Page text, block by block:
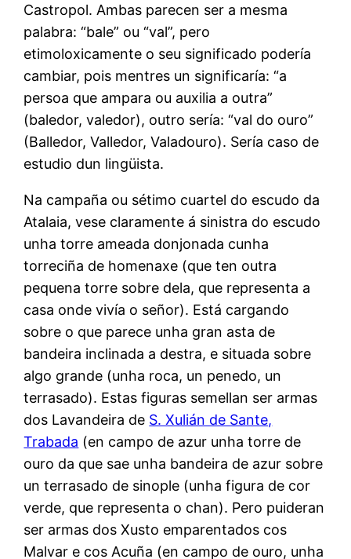
Castropol. Ambas parecen ser a mesma
palabra: “bale” ou “val”, pero
etimoloxicamente o seu significado podería
cambiar, pois mentres un significaría: “a
persoa que ampara ou auxilia a outra”
(baledor, valedor), outro sería: “val do ouro”
(Balledor, Valledor, Valadouro). Sería caso de
estudio dun lingüista.
Na campaña ou sétimo cuartel do escudo da
Atalaia, vese claramente á sinistra do escudo
unha torre ameada donjonada cunha
torreciña de homenaxe (que ten outra
pequena torre sobre dela, que representa a
casa onde vivía o señor). Está cargando
sobre o que parece unha gran asta de
bandeira inclinada a destra, e situada sobre
algo grande (unha roca, un penedo, un
terrasado). Estas figuras semellan ser armas
dos Lavandeira de S. Xulián de Sante,
Trabada (en campo de azur unha torre de
ouro da que sae unha bandeira de azur sobre
un terrasado de sinople (unha figura de cor
verde, que representa o chan). Pero puideran
ser armas dos Xusto emparentados cos
Malvar e cos Acuña (en campo de ouro, unha